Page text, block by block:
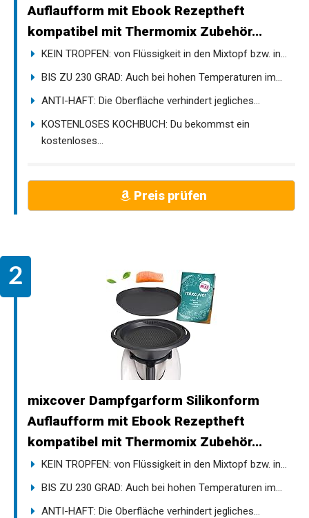
Auflaufform mit Ebook Rezeptheft
kompatibel mit Thermomix Zubehör...
KEIN TROPFEN: von Flüssigkeit in den Mixtopf bzw. in...
BIS ZU 230 GRAD: Auch bei hohen Temperaturen im...
ANTI-HAFT: Die Oberfläche verhindert jegliches...
KOSTENLOSES KOCHBUCH: Du bekommst ein
kostenloses...
Preis prüfen
mixcover Dampfgarform Silikonform
Auflaufform mit Ebook Rezeptheft
kompatibel mit Thermomix Zubehör...
KEIN TROPFEN: von Flüssigkeit in den Mixtopf bzw. in...
BIS ZU 230 GRAD: Auch bei hohen Temperaturen im...
ANTI-HAFT: Die Oberfläche verhindert jegliches...